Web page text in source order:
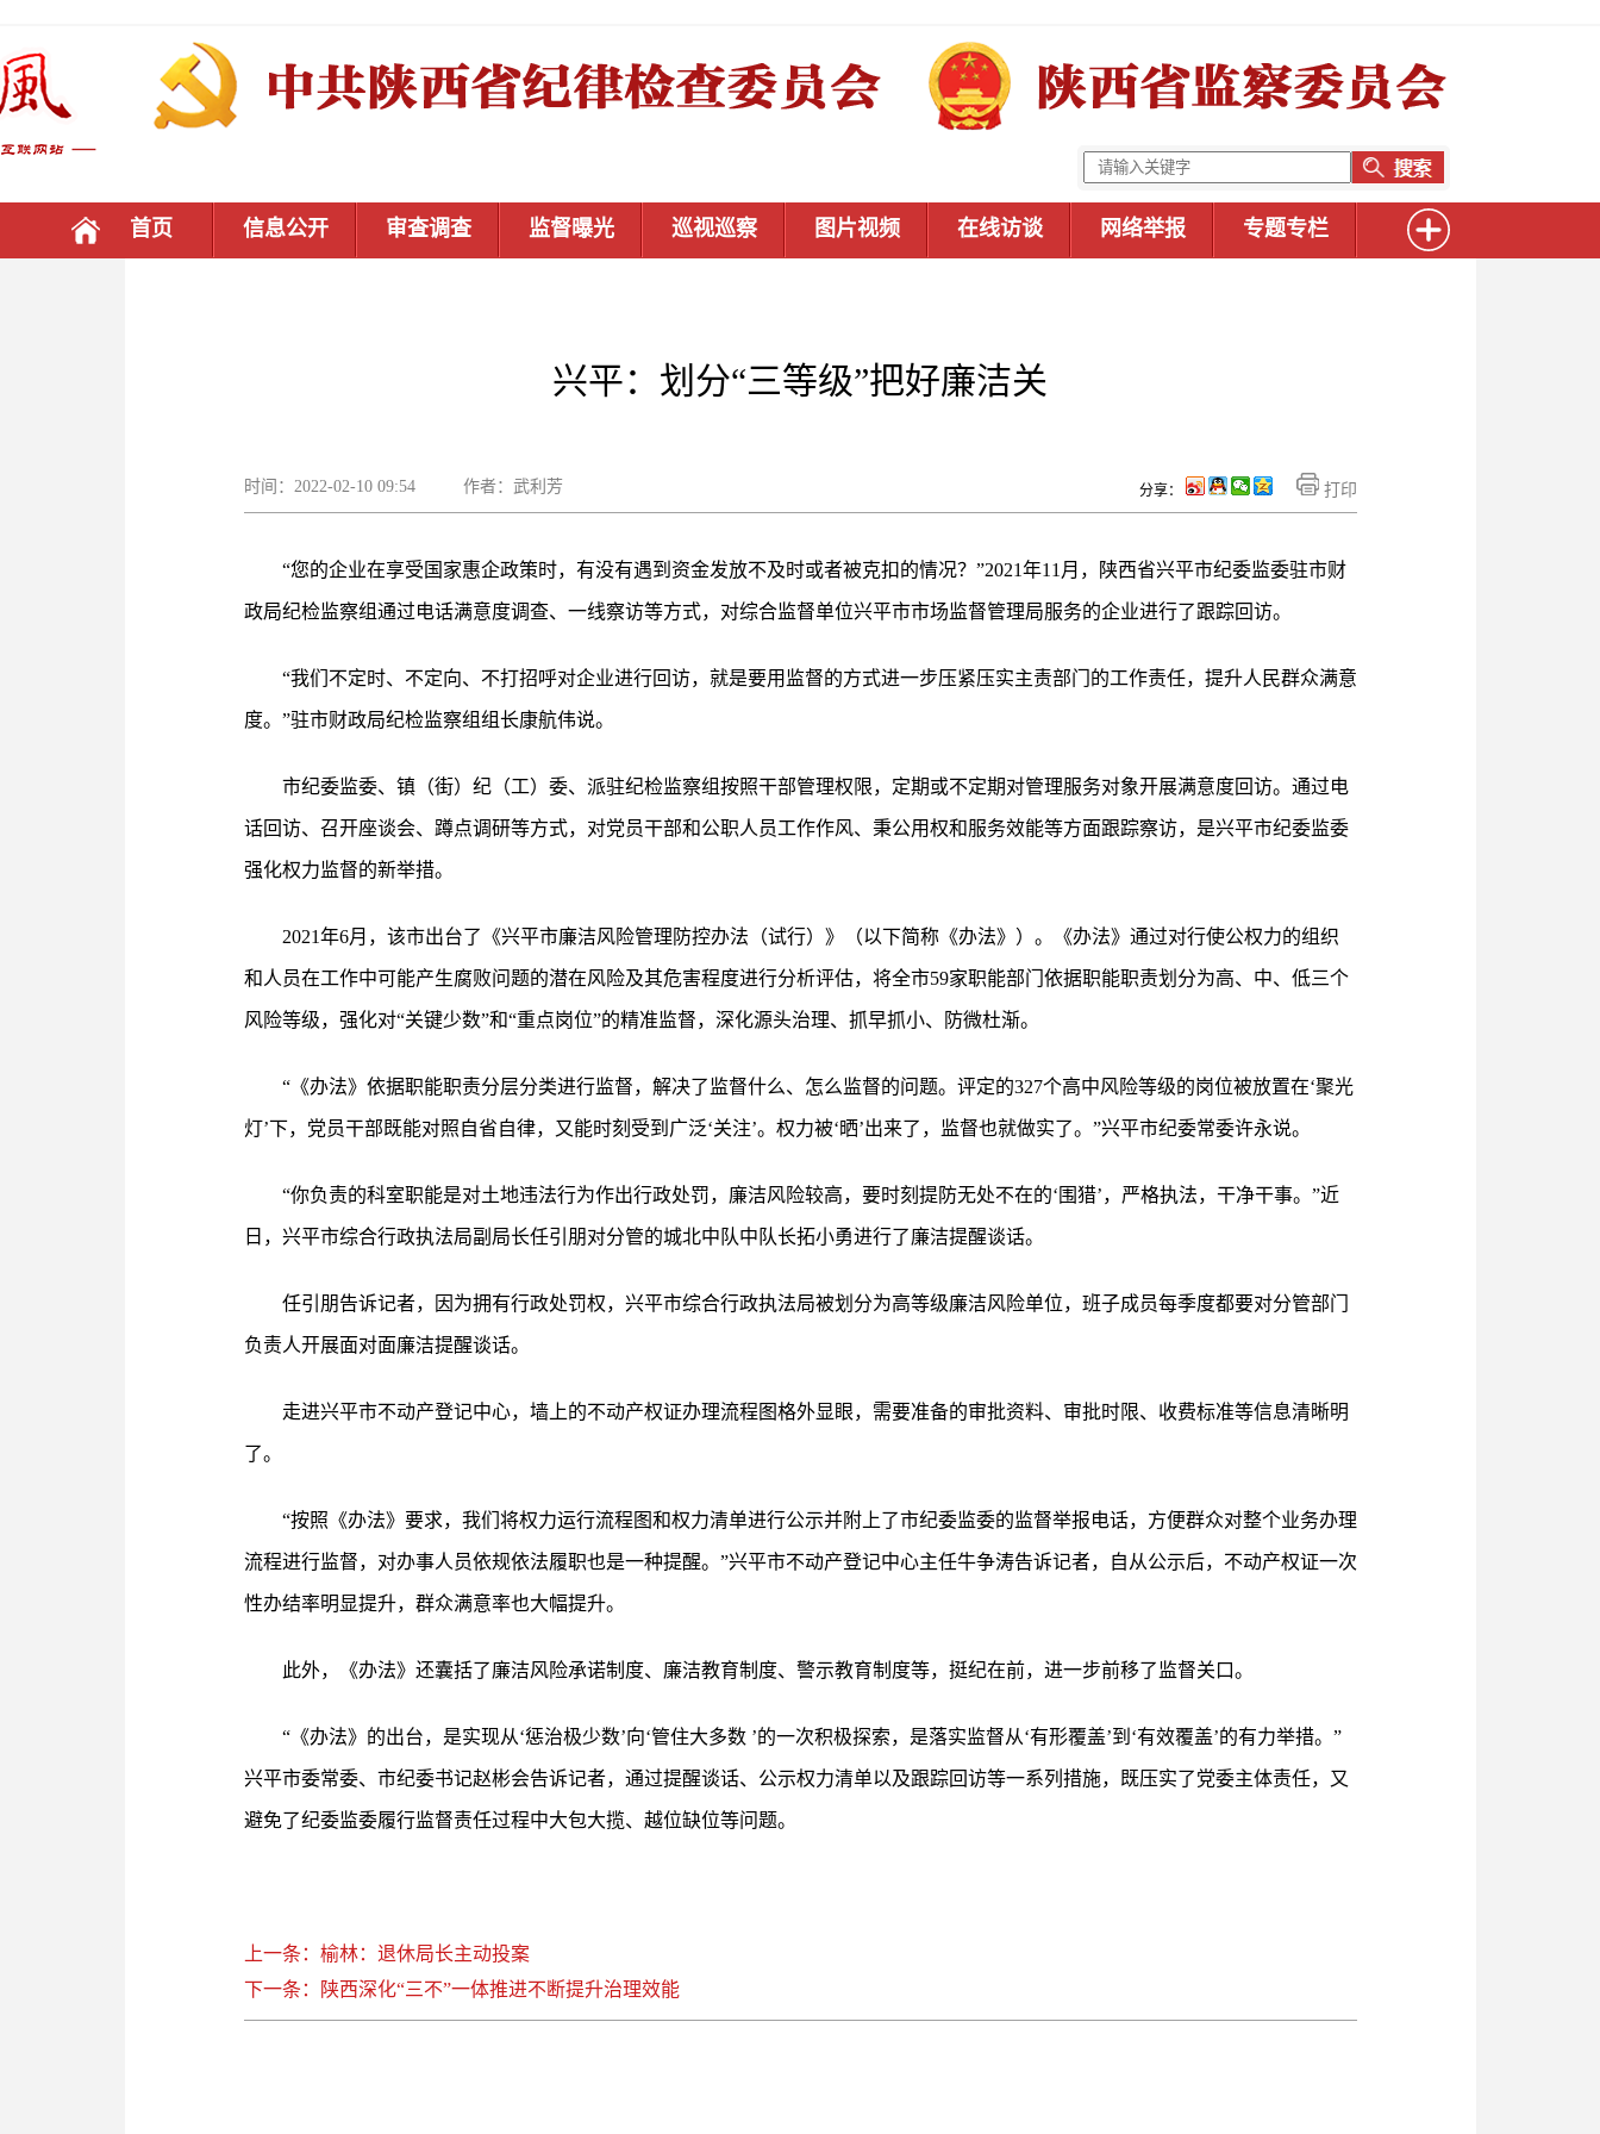
首页 信息公开 审查调查 监督曝光 巡视巡察 图片视频 在线访谈 网络举报 专题专栏
兴平：划分“三等级”把好廉洁关
时间：2022-02-10 09:54 作者：武利芳 打印
分享：
“您的企业在享受国家惠企政策时，有没有遇到资金发放不及时或者被克扣的情况？”2021年11月，陕西省兴平市纪委监委驻市财
政局纪检监察组通过电话满意度调查、一线察访等方式，对综合监督单位兴平市市场监督管理局服务的企业进行了跟踪回访。
“我们不定时、不定向、不打招呼对企业进行回访，就是要用监督的方式进一步压紧压实主责部门的工作责任，提升人民群众满意
度。”驻市财政局纪检监察组组长康航伟说。
市纪委监委、镇（街）纪（工）委、派驻纪检监察组按照干部管理权限，定期或不定期对管理服务对象开展满意度回访。通过电
话回访、召开座谈会、蹲点调研等方式，对党员干部和公职人员工作作风、秉公用权和服务效能等方面跟踪察访，是兴平市纪委监委
强化权力监督的新举措。
2021年6月，该市出台了《兴平市廉洁风险管理防控办法（试行）》（以下简称《办法》）。《办法》通过对行使公权力的组织
和人员在工作中可能产生腐败问题的潜在风险及其危害程度进行分析评估，将全市59家职能部门依据职能职责划分为高、中、低三个
风险等级，强化对“关键少数”和“重点岗位”的精准监督，深化源头治理、抓早抓小、防微杜渐。
“《办法》依据职能职责分层分类进行监督，解决了监督什么、怎么监督的问题。评定的327个高中风险等级的岗位被放置在‘聚光
灯’下，党员干部既能对照自省自律，又能时刻受到广泛‘关注’。权力被‘晒’出来了，监督也就做实了。”兴平市纪委常委许永说。
“你负责的科室职能是对土地违法行为作出行政处罚，廉洁风险较高，要时刻提防无处不在的‘围猎’，严格执法，干净干事。”近
日，兴平市综合行政执法局副局长任引朋对分管的城北中队中队长拓小勇进行了廉洁提醒谈话。
任引朋告诉记者，因为拥有行政处罚权，兴平市综合行政执法局被划分为高等级廉洁风险单位，班子成员每季度都要对分管部门
负责人开展面对面廉洁提醒谈话。
走进兴平市不动产登记中心，墙上的不动产权证办理流程图格外显眼，需要准备的审批资料、审批时限、收费标准等信息清晰明
了。
“按照《办法》要求，我们将权力运行流程图和权力清单进行公示并附上了市纪委监委的监督举报电话，方便群众对整个业务办理
流程进行监督，对办事人员依规依法履职也是一种提醒。”兴平市不动产登记中心主任牛争涛告诉记者，自从公示后，不动产权证一次
性办结率明显提升，群众满意率也大幅提升。
此外，《办法》还囊括了廉洁风险承诺制度、廉洁教育制度、警示教育制度等，挺纪在前，进一步前移了监督关口。
“《办法》的出台，是实现从‘惩治极少数’向‘管住大多数 ’的一次积极探索，是落实监督从‘有形覆盖’到‘有效覆盖’的有力举措。”
兴平市委常委、市纪委书记赵彬会告诉记者，通过提醒谈话、公示权力清单以及跟踪回访等一系列措施，既压实了党委主体责任，又
避免了纪委监委履行监督责任过程中大包大揽、越位缺位等问题。
上一条：榆林：退休局长主动投案
下一条：陕西深化“三不”一体推进不断提升治理效能